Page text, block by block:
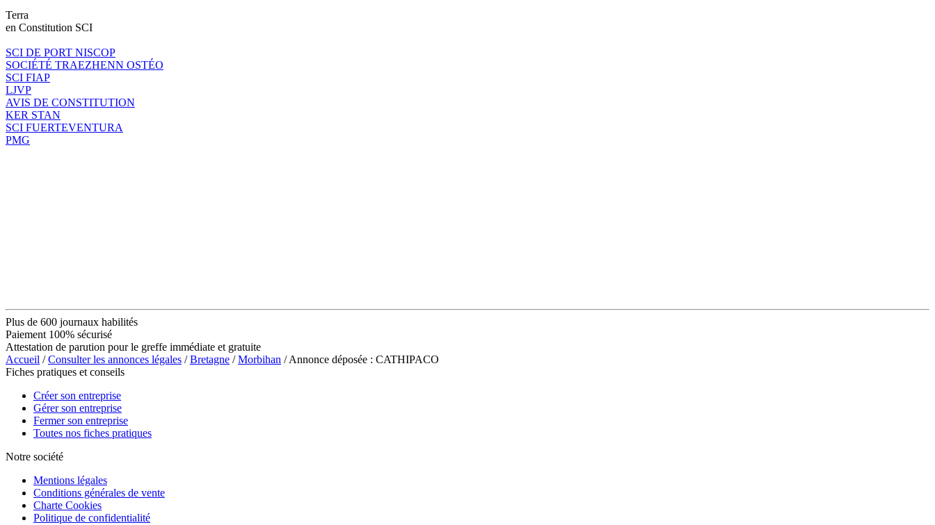
Terra
en Constitution SCI
SCI DE PORT NISCOP
SOCIÉTÉ TRAEZHENN OSTÉO
SCI FIAP
LJVP
AVIS DE CONSTITUTION
KER STAN
SCI FUERTEVENTURA
PMG
Plus de 600 journaux habilités
Paiement 100% sécurisé
Attestation de parution pour le greffe immédiate et gratuite
Accueil /Consulter les annonces légales /Bretagne /Morbihan / Annonce déposée : CATHIPACO
Fiches pratiques et conseils
Créer son entreprise
Gérer son entreprise
Fermer son entreprise
Toutes nos fiches pratiques
Notre société
Mentions légales
Conditions générales de vente
Charte Cookies
Politique de confidentialité